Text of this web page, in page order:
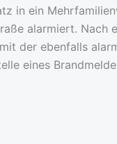
in ein
alarmiert. Nach
der ebenfalls
eines